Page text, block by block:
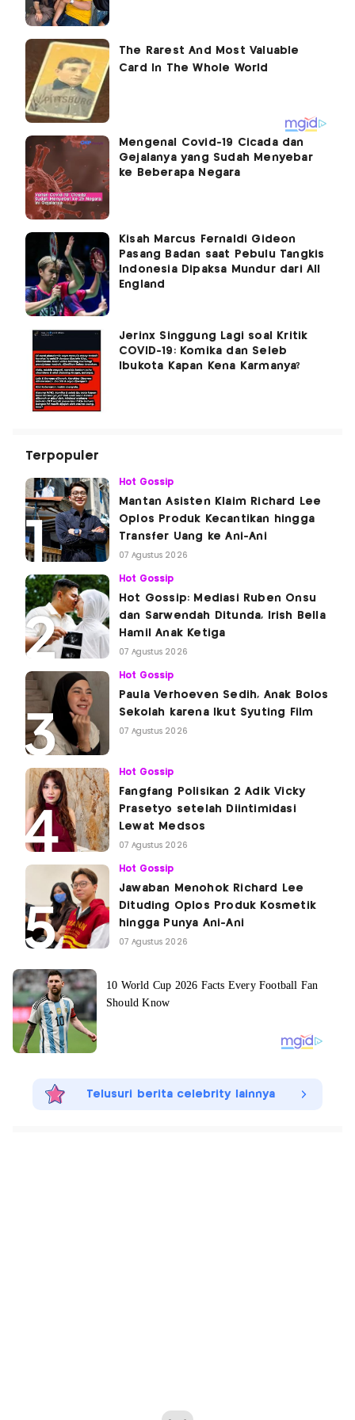
Mengenal Covid-19 Cicada dan
Gejalanya yang Sudah Menyebar
ke Beberapa Negara
Kisah Marcus Fernaldi Gideon
Pasang Badan saat Pebulu Tangkis
Indonesia Dipaksa Mundur dari All
England
Jerinx Singgung Lagi soal Kritik
COVID-19: Komika dan Seleb
Ibukota Kapan Kena Karmanya?
Terpopuler
Hot Gossip
Mantan Asisten Klaim Richard Lee
Oplos Produk Kecantikan hingga
Transfer Uang ke Ani-Ani
07 Agustus 2026
Hot Gossip
Hot Gossip: Mediasi Ruben Onsu
dan Sarwendah Ditunda, Irish Bella
Hamil Anak Ketiga
07 Agustus 2026
Hot Gossip
Paula Verhoeven Sedih, Anak Bolos
Sekolah karena Ikut Syuting Film
07 Agustus 2026
Hot Gossip
Fangfang Polisikan 2 Adik Vicky
Prasetyo setelah Diintimidasi
Lewat Medsos
07 Agustus 2026
Hot Gossip
Jawaban Menohok Richard Lee
Dituding Oplos Produk Kosmetik
hingga Punya Ani-Ani
07 Agustus 2026
Telusuri berita celebrity lainnya